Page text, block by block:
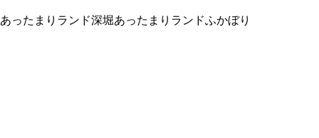
あったまりランド深堀あったまりランドふかぼり